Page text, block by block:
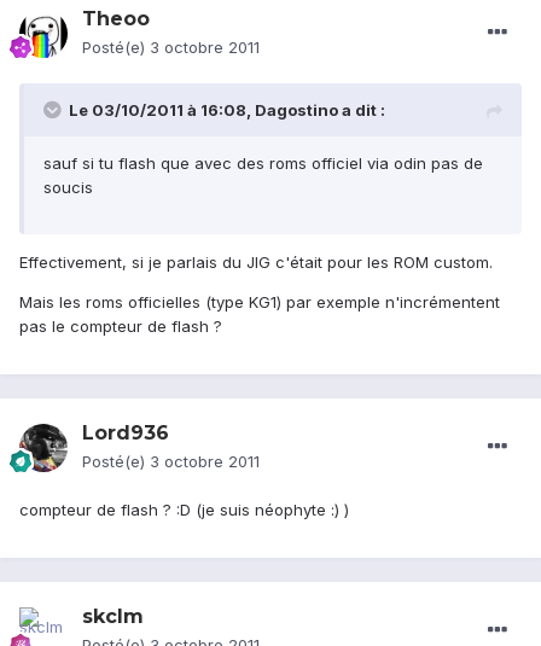
Theoo
Posté(e) 3 octobre 2011
Le 03/10/2011 à 16:08, Dagostino a dit :
sauf si tu flash que avec des roms officiel via odin pas de
soucis
Effectivement, si je parlais du JIG c'était pour les ROM custom.
Mais les roms officielles (type KG1) par exemple n'incrémentent
pas le compteur de flash ?
Lord936
Posté(e) 3 octobre 2011
compteur de flash ? :D (je suis néophyte :) )
skclm